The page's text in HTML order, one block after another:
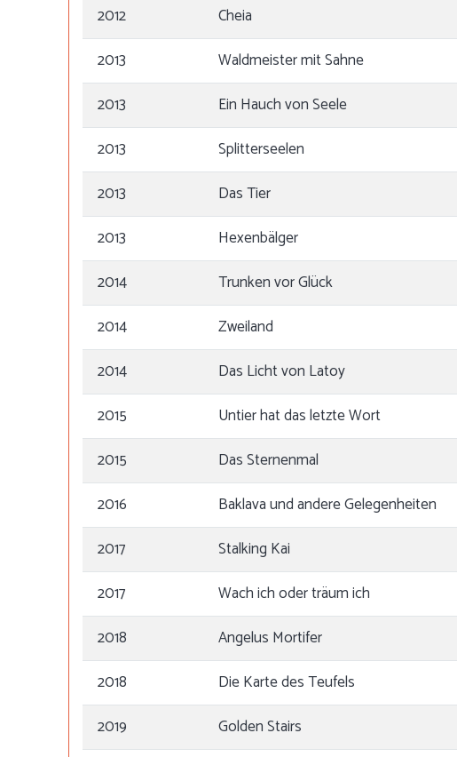
2012
Cheia
2013
Waldmeister mit Sahne
2013
Ein Hauch von Seele
2013
Splitterseelen
2013
Das Tier
2013
Hexenbälger
2014
Trunken vor Glück
2014
Zweiland
2014
Das Licht von Latoy
2015
Untier hat das letzte Wort
2015
Das Sternenmal
2016
Baklava und andere Gelegenheiten
2017
Stalking Kai
2017
Wach ich oder träum ich
2018
Angelus Mortifer
2018
Die Karte des Teufels
2019
Golden Stairs